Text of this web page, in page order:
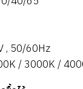
, 50/60Hz
/ 3000K /